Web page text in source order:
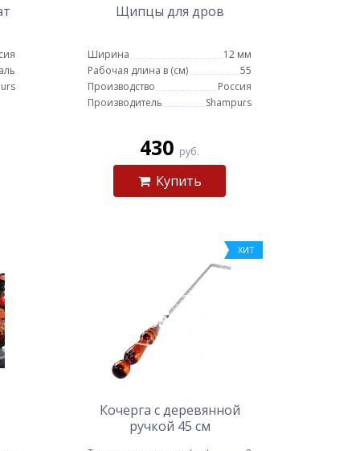
Щипцы для дров
Ширина
12 мм
Рабочая длина в (см)
55
Производство
Россия
Производитель
Shampurs
430 руб.
Купить
ХИТ
Кочерга с деревянной
ручкой 45 см